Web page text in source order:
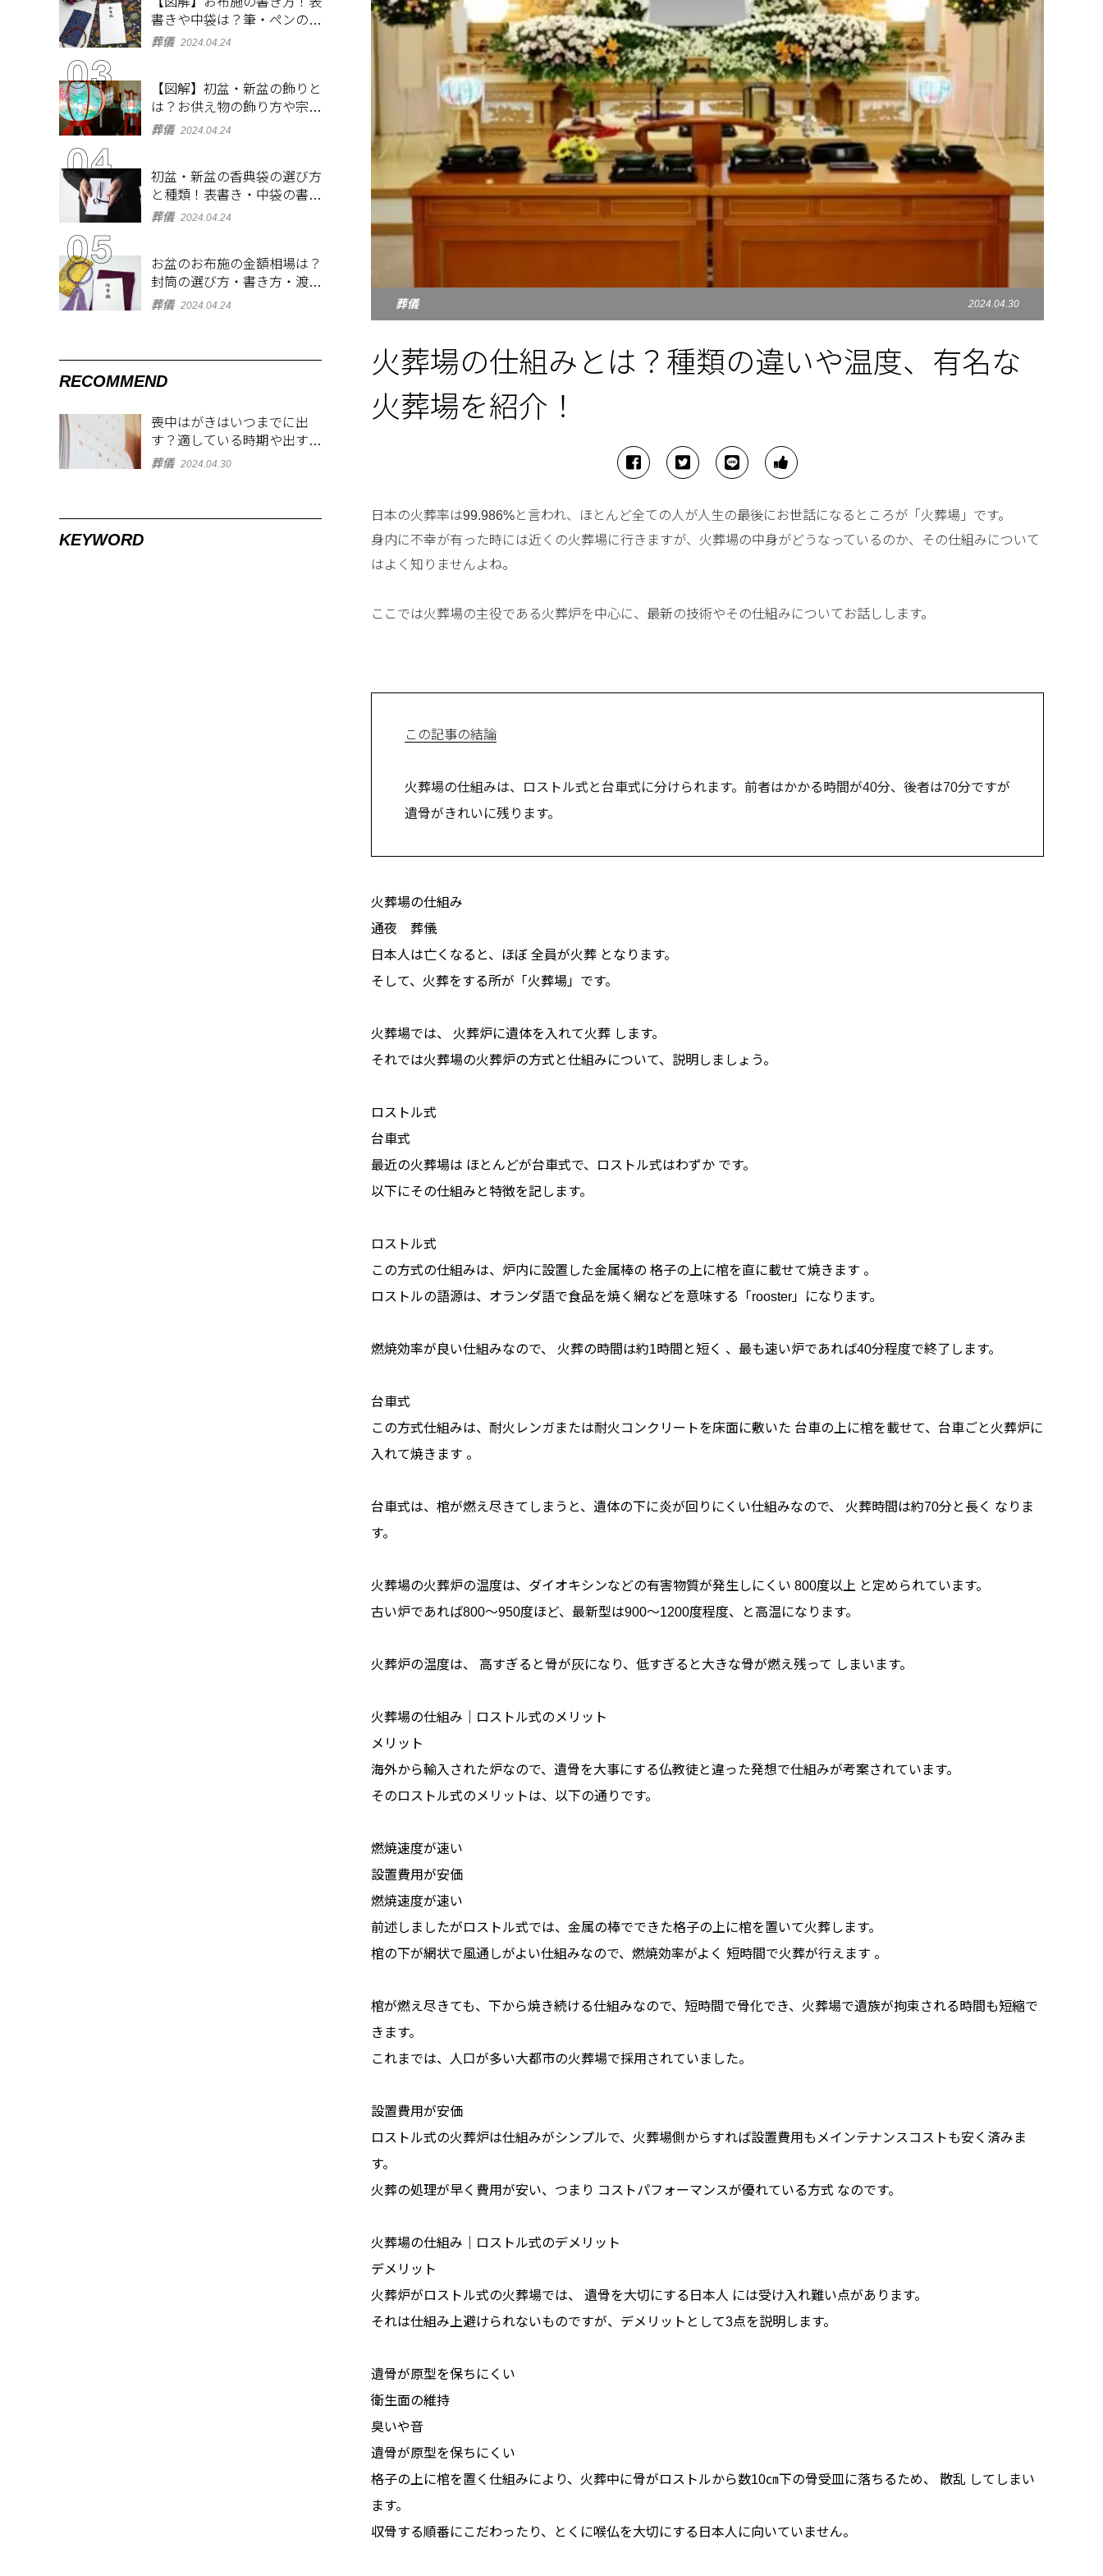
葬儀 2024.04.30
火葬場の仕組みとは？種類の違いや温度、有名な
火葬場を紹介！
日本の火葬率は99.986%と言われ、ほとんど全ての人が人生の最後にお世話になるところが「火葬場」です。
身内に不幸が有った時には近くの火葬場に行きますが、火葬場の中身がどうなっているのか、その仕組みについて
はよく知りませんよね。
ここでは火葬場の主役である火葬炉を中心に、最新の技術やその仕組みについてお話しします。
この記事の結論
火葬場の仕組みは、ロストル式と台車式に分けられます。前者はかかる時間が40分、後者は70分ですが
遺骨がきれいに残ります。
火葬場の仕組み
通夜 葬儀
日本人は亡くなると、ほぼ 全員が火葬 となります。
そして、火葬をする所が「火葬場」です。
火葬場では、 火葬炉に遺体を入れて火葬 します。
それでは火葬場の火葬炉の方式と仕組みについて、説明しましょう。
ロストル式
台車式
最近の火葬場は ほとんどが台車式で、ロストル式はわずか です。
以下にその仕組みと特徴を記します。
ロストル式
この方式の仕組みは、炉内に設置した金属棒の 格子の上に棺を直に載せて焼きます 。
ロストルの語源は、オランダ語で食品を焼く網などを意味する「rooster」になります。
燃焼効率が良い仕組みなので、 火葬の時間は約1時間と短く 、最も速い炉であれば40分程度で終了します。
台車式
この方式仕組みは、耐火レンガまたは耐火コンクリートを床面に敷いた 台車の上に棺を載せて、台車ごと火葬炉に
入れて焼きます 。
台車式は、棺が燃え尽きてしまうと、遺体の下に炎が回りにくい仕組みなので、 火葬時間は約70分と長く なりま
す。
火葬場の火葬炉の温度は、ダイオキシンなどの有害物質が発生しにくい 800度以上 と定められています。
古い炉であれば800～950度ほど、最新型は900～1200度程度、と高温になります。
火葬炉の温度は、 高すぎると骨が灰になり、低すぎると大きな骨が燃え残って しまいます。
火葬場の仕組み｜ロストル式のメリット
メリット
海外から輸入された炉なので、遺骨を大事にする仏教徒と違った発想で仕組みが考案されています。
そのロストル式のメリットは、以下の通りです。
燃焼速度が速い
設置費用が安価
燃焼速度が速い
前述しましたがロストル式では、金属の棒でできた格子の上に棺を置いて火葬します。
棺の下が網状で風通しがよい仕組みなので、燃焼効率がよく 短時間で火葬が行えます 。
棺が燃え尽きても、下から焼き続ける仕組みなので、短時間で骨化でき、火葬場で遺族が拘束される時間も短縮で
きます。
これまでは、人口が多い大都市の火葬場で採用されていました。
設置費用が安価
ロストル式の火葬炉は仕組みがシンプルで、火葬場側からすれば設置費用もメインテナンスコストも安く済みま
す。
火葬の処理が早く費用が安い、つまり コストパフォーマンスが優れている方式 なのです。
火葬場の仕組み｜ロストル式のデメリット
デメリット
火葬炉がロストル式の火葬場では、 遺骨を大切にする日本人 には受け入れ難い点があります。
それは仕組み上避けられないものですが、デメリットとして3点を説明します。
遺骨が原型を保ちにくい
衛生面の維持
臭いや音
遺骨が原型を保ちにくい
格子の上に棺を置く仕組みにより、火葬中に骨がロストルから数10㎝下の骨受皿に落ちるため、 散乱 してしまい
ます。
収骨する順番にこだわったり、とくに喉仏を大切にする日本人に向いていません。
書きや中袋は？筆・ペンのマ
ナーとよくあるQ&A集
葬儀 2024.04.24
【図解】初盆・新盆の飾りと
は？お供え物の飾り方や宗派
ごとの違いを解説！
葬儀 2024.04.24
初盆・新盆の香典袋の選び方
と種類！表書き・中袋の書き
方、お札の入れ方も
葬儀 2024.04.24
お盆のお布施の金額相場は？
封筒の選び方・書き方・渡し
方も解説
葬儀 2024.04.24
RECOMMEND
喪中はがきはいつまでに出
す？適している時期や出す範
囲を解説！
葬儀 2024.04.30
KEYWORD